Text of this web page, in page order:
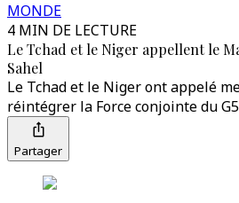
MONDE
4 MIN DE LECTURE
Le Tchad et le Niger appellent le
Sahel
Le Tchad et le Niger ont appelé
réintégrer la Force conjointe du
Partager